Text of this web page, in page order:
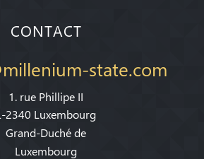
CONTACT
state.com
1. rue Phillipe II
2340 Luxembourg
Grand-Duché de
Luxembourg